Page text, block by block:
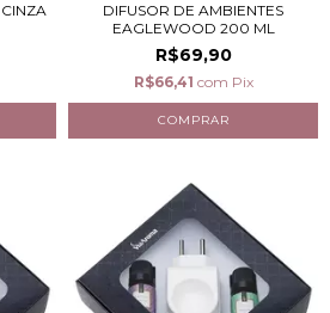
DIFUSOR DE AMBIENTES
EAGLEWOOD 200 ML
R$69,90
R$66,41 com Pix